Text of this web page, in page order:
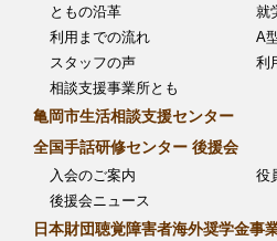
ともの沿革
就
利用までの流れ
A
スタッフの声
利
相談支援事業所とも
亀岡市生活相談支援センター
全国手話研修センター 後援会
入会のご案内
役
後援会ニュース
日本財団聴覚障害者海外奨学金事